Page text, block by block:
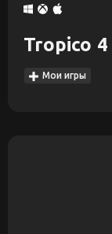
Tropico 4
Мои игры